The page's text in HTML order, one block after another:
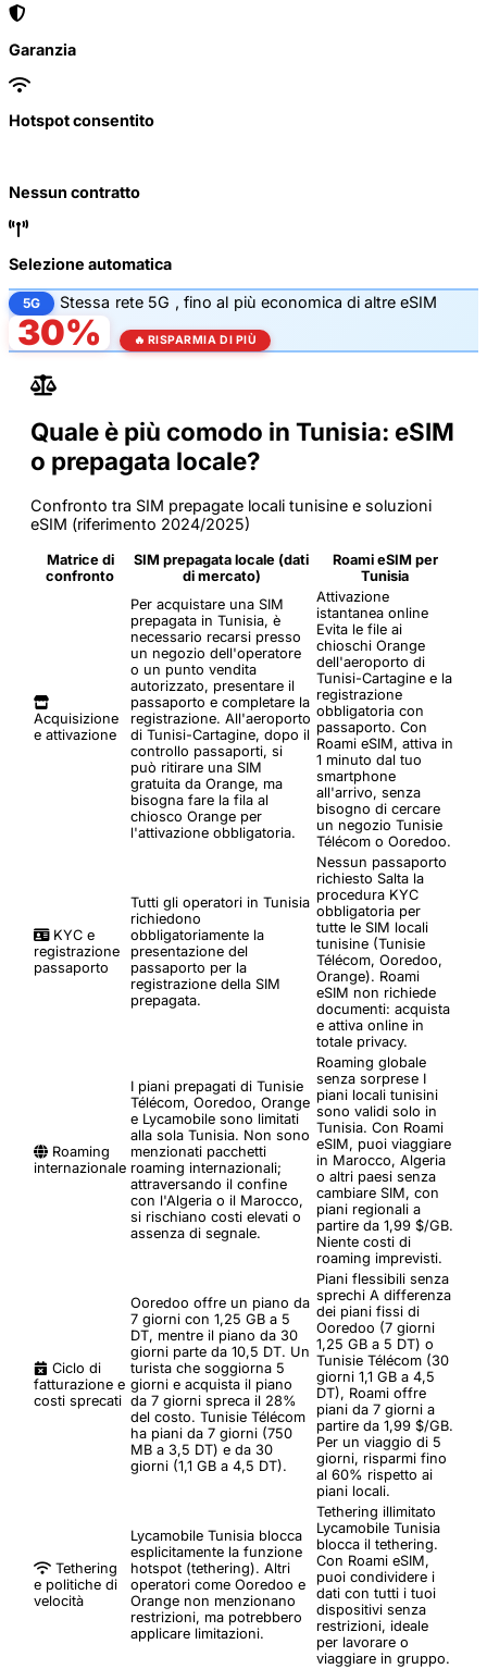
Garanzia
Hotspot consentito
Nessun contratto
Selezione automatica
5G Stessa rete 5G , fino al più economica di altre eSIM
30% 🔥 RISPARMIA DI PIÙ
Quale è più comodo in Tunisia: eSIM
o prepagata locale?
Confronto tra SIM prepagate locali tunisine e soluzioni
eSIM (riferimento 2024/2025)
Matrice di
confronto
SIM prepagata locale (dati
di mercato)
Roami eSIM per
Tunisia
Acquisizione
e attivazione
Per acquistare una SIM
prepagata in Tunisia, è
necessario recarsi presso
un negozio dell'operatore
o un punto vendita
autorizzato, presentare il
passaporto e completare la
registrazione. All'aeroporto
di Tunisi-Cartagine, dopo il
controllo passaporti, si
può ritirare una SIM
gratuita da Orange, ma
bisogna fare la fila al
chiosco Orange per
l'attivazione obbligatoria.
Attivazione
istantanea online
Evita le file ai
chioschi Orange
dell'aeroporto di
Tunisi-Cartagine e la
registrazione
obbligatoria con
passaporto. Con
Roami eSIM, attiva in
1 minuto dal tuo
smartphone
all'arrivo, senza
bisogno di cercare
un negozio Tunisie
Télécom o Ooredoo.
KYC e
registrazione
passaporto
Tutti gli operatori in Tunisia
richiedono
obbligatoriamente la
presentazione del
passaporto per la
registrazione della SIM
prepagata.
Nessun passaporto
richiesto Salta la
procedura KYC
obbligatoria per
tutte le SIM locali
tunisine (Tunisie
Télécom, Ooredoo,
Orange). Roami
eSIM non richiede
documenti: acquista
e attiva online in
totale privacy.
Roaming
internazionale
I piani prepagati di Tunisie
Télécom, Ooredoo, Orange
e Lycamobile sono limitati
alla sola Tunisia. Non sono
menzionati pacchetti
roaming internazionali;
attraversando il confine
con l'Algeria o il Marocco,
si rischiano costi elevati o
assenza di segnale.
Roaming globale
senza sorprese I
piani locali tunisini
sono validi solo in
Tunisia. Con Roami
eSIM, puoi viaggiare
in Marocco, Algeria
o altri paesi senza
cambiare SIM, con
piani regionali a
partire da 1,99 $/GB.
Niente costi di
roaming imprevisti.
Ciclo di
fatturazione e
costi sprecati
Ooredoo offre un piano da
7 giorni con 1,25 GB a 5
DT, mentre il piano da 30
giorni parte da 10,5 DT. Un
turista che soggiorna 5
giorni e acquista il piano
da 7 giorni spreca il 28%
del costo. Tunisie Télécom
ha piani da 7 giorni (750
MB a 3,5 DT) e da 30
giorni (1,1 GB a 4,5 DT).
Piani flessibili senza
sprechi A differenza
dei piani fissi di
Ooredoo (7 giorni
1,25 GB a 5 DT) o
Tunisie Télécom (30
giorni 1,1 GB a 4,5
DT), Roami offre
piani da 7 giorni a
partire da 1,99 $/GB.
Per un viaggio di 5
giorni, risparmi fino
al 60% rispetto ai
piani locali.
Tethering
e politiche di
velocità
Lycamobile Tunisia blocca
esplicitamente la funzione
hotspot (tethering). Altri
operatori come Ooredoo e
Orange non menzionano
restrizioni, ma potrebbero
applicare limitazioni.
Tethering illimitato
Lycamobile Tunisia
blocca il tethering.
Con Roami eSIM,
puoi condividere i
dati con tutti i tuoi
dispositivi senza
restrizioni, ideale
per lavorare o
viaggiare in gruppo.